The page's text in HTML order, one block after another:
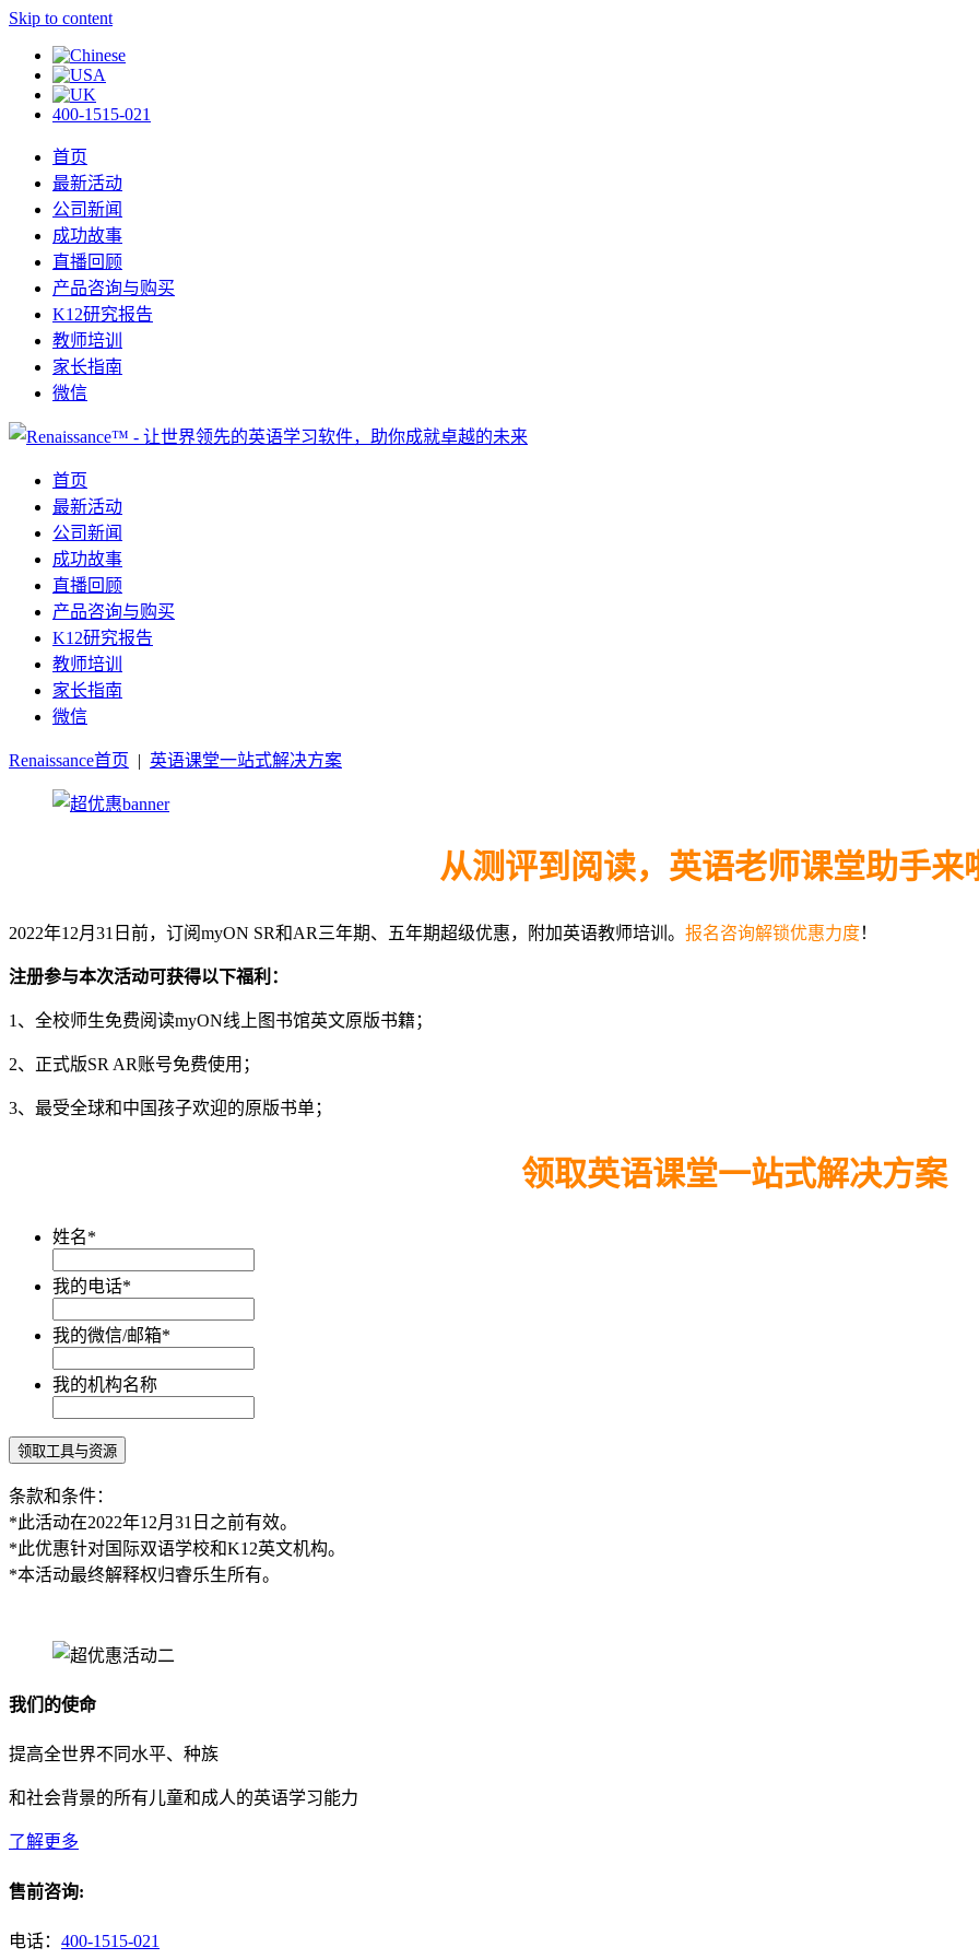
Skip to content
400-1515-021
首页
最新活动
公司新闻
成功故事
直播回顾
产品咨询与购买
K12研究报告
教师培训
家长指南
微信
首页
最新活动
公司新闻
成功故事
直播回顾
产品咨询与购买
K12研究报告
教师培训
家长指南
微信
Renaissance首页 | 英语课堂一站式解决方案
从测评到阅读，英语老师课堂助手来
2022年12月31日前，订阅myON SR和AR三年期、五年期超级优惠，附加英语教师培训。 报名咨询解锁优惠力度！
注册参与本次活动可获得以下福利：
1、全校师生免费阅读myON线上图书馆英文原版书籍；
2、正式版SR AR账号免费使用；
3、最受全球和中国孩子欢迎的原版书单；
领取英语课堂一站式解决方案
姓名*
我的电话*
我的微信/邮箱*
我的机构名称
领取工具与资源
条款和条件：
*此活动在2022年12月 31 日之前有效。
*此优惠针对国际双语学校和K12英文机构。
*本活动最终解释权归睿乐生所有。
我们的使命
提高全世界不同水平、种族
和社会背景的所有儿童和成人的英语学习能力
了解更多
售前咨询:
电话： 400-1515-021